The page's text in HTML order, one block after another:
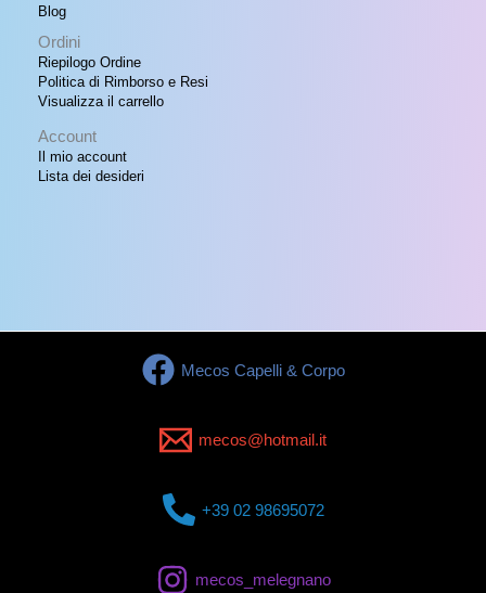
Blog
Ordini
Riepilogo Ordine
Politica di Rimborso e Resi
Visualizza il carrello
Account
Il mio account
Lista dei desideri
Mecos Capelli & Corpo
mecos@hotmail.it
+39 02 98695072
mecos_melegnano